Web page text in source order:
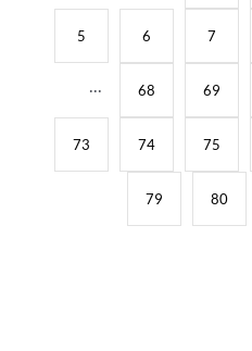
5 6 7
··· 68 69
73 74 75
79 80